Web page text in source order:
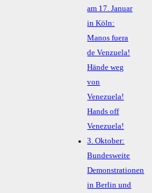
am 17. Januar
in Köln:
Manos fuera
de Venzuela!
Hände weg
von
Venezuela!
Hands off
Venezuela!
3. Oktober:
Bundesweite
Demonstrationen
in Berlin und